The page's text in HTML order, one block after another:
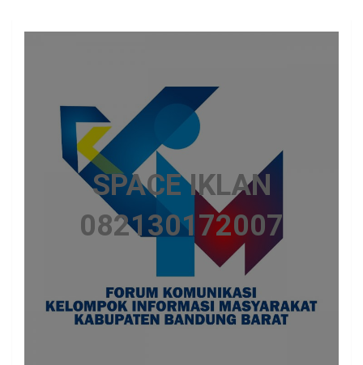
SPACE IKLAN
082130172007